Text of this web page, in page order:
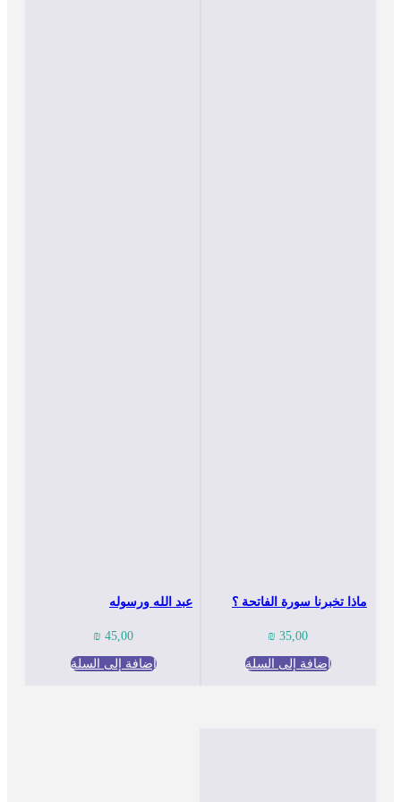
ماذا تخبرنا سورة الفاتحة ؟
35,00
₪
إضافة إلى السلة
عبد الله ورسوله
45,00
₪
إضافة إلى السلة